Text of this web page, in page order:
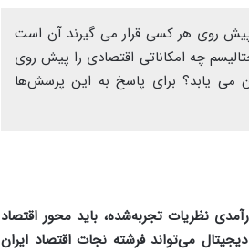
روی هر کسی قرار می گیرند آن است
چه امکاناتی اقتصادی را پیش روی
می یابد؟ برای پاسخ به این پرسش‌ها
نظریات تجربه‌شده، باید محور اقتصاد
می‌تواند فرشته نجات اقتصاد ایران